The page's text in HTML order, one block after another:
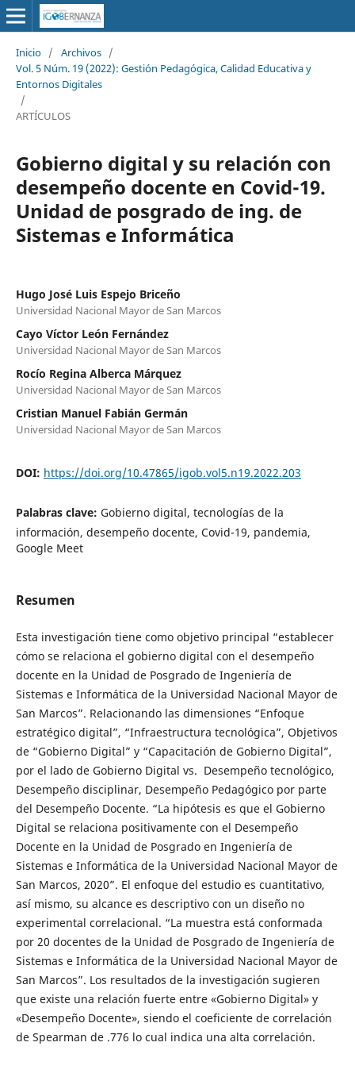
Inicio / Archivos /
Vol. 5 Núm. 19 (2022): Gestión Pedagógica, Calidad Educativa y
Entornos Digitales
/
ARTÍCULOS
Gobierno digital y su relación con
desempeño docente en Covid-19.
Unidad de posgrado de ing. de
Sistemas e Informática
Hugo José Luis Espejo Briceño
Universidad Nacional Mayor de San Marcos
Cayo Víctor León Fernández
Universidad Nacional Mayor de San Marcos
Rocío Regina Alberca Márquez
Universidad Nacional Mayor de San Marcos
Cristian Manuel Fabián Germán
Universidad Nacional Mayor de San Marcos
DOI: https://doi.org/10.47865/igob.vol5.n19.2022.203
Palabras clave: Gobierno digital, tecnologías de la
información, desempeño docente, Covid-19, pandemia,
Google Meet
Resumen
Esta investigación tiene como objetivo principal “establecer
cómo se relaciona el gobierno digital con el desempeño
docente en la Unidad de Posgrado de Ingeniería de
Sistemas e Informática de la Universidad Nacional Mayor de
San Marcos”. Relacionando las dimensiones “Enfoque
estratégico digital”, “Infraestructura tecnológica”, Objetivos
de “Gobierno Digital” y “Capacitación de Gobierno Digital”,
por el lado de Gobierno Digital vs. Desempeño tecnológico,
Desempeño disciplinar, Desempeño Pedagógico por parte
del Desempeño Docente. “La hipótesis es que el Gobierno
Digital se relaciona positivamente con el Desempeño
Docente en la Unidad de Posgrado en Ingeniería de
Sistemas e Informática de la Universidad Nacional Mayor de
San Marcos, 2020”. El enfoque del estudio es cuantitativo,
así mismo, su alcance es descriptivo con un diseño no
experimental correlacional. “La muestra está conformada
por 20 docentes de la Unidad de Posgrado de Ingeniería de
Sistemas e Informática de la Universidad Nacional Mayor de
San Marcos”. Los resultados de la investigación sugieren
que existe una relación fuerte entre «Gobierno Digital» y
«Desempeño Docente», siendo el coeficiente de correlación
de Spearman de .776 lo cual indica una alta correlación.